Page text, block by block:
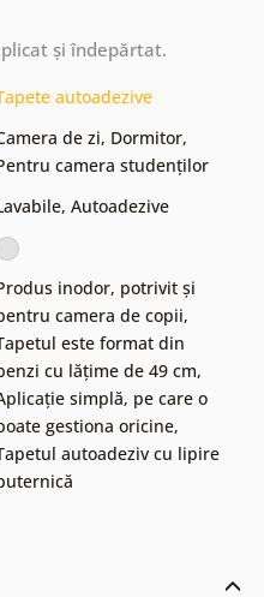
și îndepărtat.
autoadezive
de zi, Dormitor,
camera studenților
, Autoadezive
inodor, potrivit și
camera de copii,
este format din
cu lățime de 49 cm,
simplă, pe care o
gestiona oricine,
autoadeziv cu lipire